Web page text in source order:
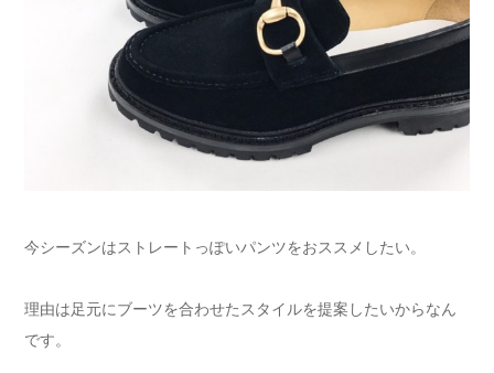
今シーズンはストレートっぽいパンツをおススメしたい。
理由は足元にブーツを合わせたスタイルを提案したいからなん
です。